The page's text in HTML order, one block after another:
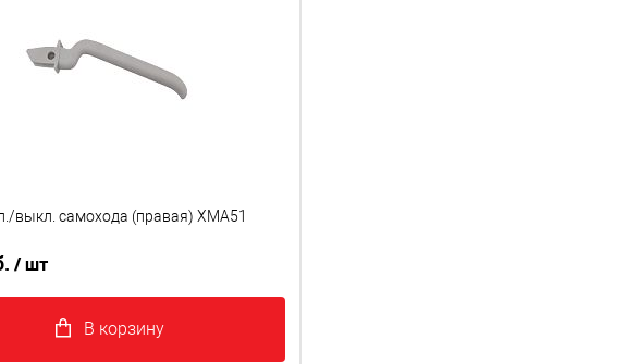
выкл. самохода (правая) XMA51
/ шт
В корзину